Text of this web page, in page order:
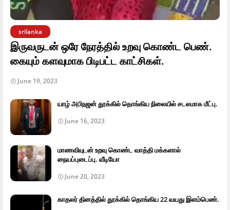
srilanka
இருவருடன் ஒரே நேரத்தில் உறவு கொண்ட பெண்.
கையும் களவுமாக பிடிபட்ட காட்சிகள்.
June 19, 2023
யாழ் அபிநஜன் தூக்கில் தொங்கிய நிலையில் சடலமாக மீட்பு.
June 16, 2023
மாணவியுடன் உறவு கொண்ட வாத்தி மக்களால்
நையப்புடைப்பு. வீடியோ
June 20, 2023
காதலர் தினத்தில் தூக்கில் தொங்கிய 22 வயது இளம்பெண்.